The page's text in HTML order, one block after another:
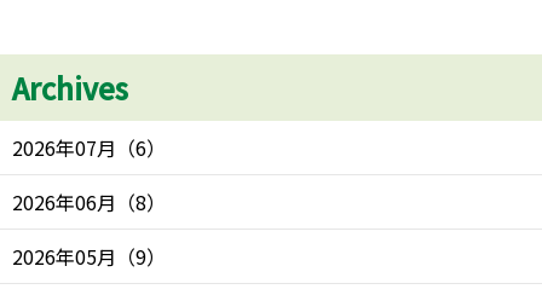
Archives
2026年07月 （6）
2026年06月 （8）
2026年05月 （9）